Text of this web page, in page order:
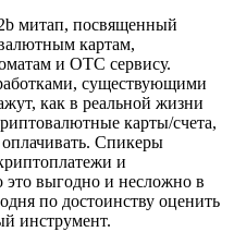
митап, посвященный
картам,
и ОТС сервису.
существующими
как в реальной жизни
карты/счета,
Спикеры
и
это выгодно и несложно в
по достоинству оценить
инструмент.